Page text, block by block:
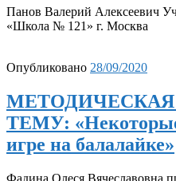
Панов Валерий Алексеевич
«Школа № 121» г. Москва
Опубликовано 28/09/2020
МЕТОДИЧЕСКАЯ
ТЕМУ:
игре на балалайке»
Фадина Олеся Вячеславовна